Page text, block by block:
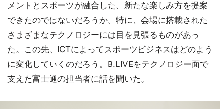
メントとスポーツが融合した、新たな楽しみ方を提案
できたのではないだろうか。特に、会場に搭載された
さまざまなテクノロジーには目を見張るものがあっ
た。この先、ICTによってスポーツビジネスはどのよう
に変化していくのだろう。B.LIVEをテクノロジー面で
支えた富士通の担当者に話を聞いた。